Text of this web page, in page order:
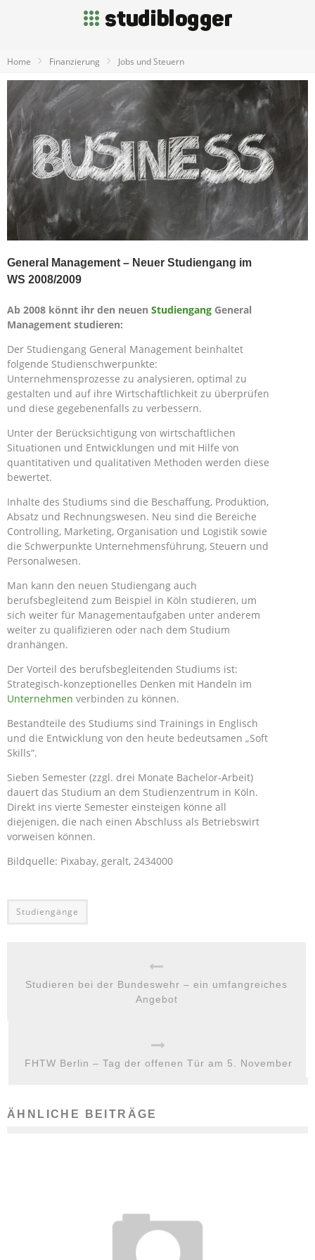
Home Finanzierung Jobs und Steuern
General Management – Neuer Studiengang im
WS 2008/2009
Ab 2008 könnt ihr den neuen Studiengang General
Management studieren:
Der Studiengang General Management beinhaltet
folgende Studienschwerpunkte:
Unternehmensprozesse zu analysieren, optimal zu
gestalten und auf ihre Wirtschaftlichkeit zu überprüfen
und diese gegebenenfalls zu verbessern.
Unter der Berücksichtigung von wirtschaftlichen
Situationen und Entwicklungen und mit Hilfe von
quantitativen und qualitativen Methoden werden diese
bewertet.
Inhalte des Studiums sind die Beschaffung, Produktion,
Absatz und Rechnungswesen. Neu sind die Bereiche
Controlling, Marketing, Organisation und Logistik sowie
die Schwerpunkte Unternehmensführung, Steuern und
Personalwesen.
Man kann den neuen Studiengang auch
berufsbegleitend zum Beispiel in Köln studieren, um
sich weiter für Managementaufgaben unter anderem
weiter zu qualifizieren oder nach dem Studium
dranhängen.
Der Vorteil des berufsbegleitenden Studiums ist:
Strategisch-konzeptionelles Denken mit Handeln im
Unternehmen verbinden zu können.
Bestandteile des Studiums sind Trainings in Englisch
und die Entwicklung von den heute bedeutsamen „Soft
Skills“.
Sieben Semester (zzgl. drei Monate Bachelor-Arbeit)
dauert das Studium an dem Studienzentrum in Köln.
Direkt ins vierte Semester einsteigen könne all
diejenigen, die nach einen Abschluss als Betriebswirt
vorweisen können.
Bildquelle: Pixabay, geralt, 2434000
Studiengänge
Studieren bei der Bundeswehr – ein umfangreiches
Angebot
FHTW Berlin – Tag der offenen Tür am 5. November
ÄHNLICHE BEITRÄGE